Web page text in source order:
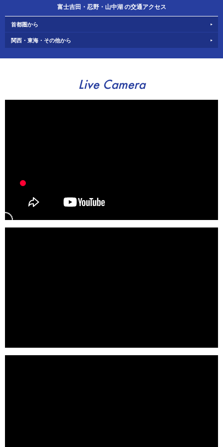
富士吉田・忍野・山中湖 の交通アクセス
首都圏から
関西・東海・その他から
Live Camera